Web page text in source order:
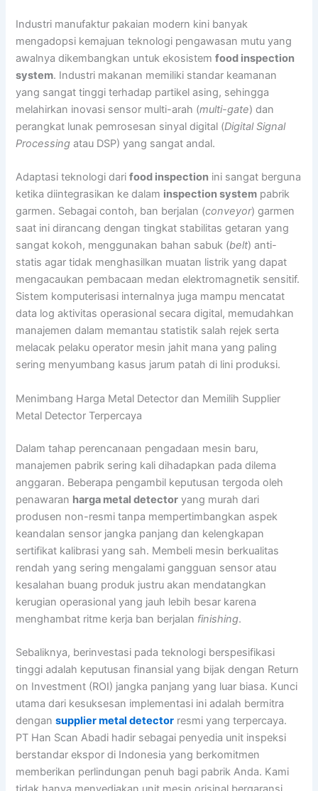
Industri manufaktur pakaian modern kini banyak
mengadopsi kemajuan teknologi pengawasan mutu yang
awalnya dikembangkan untuk ekosistemfood inspection
system. Industri makanan memiliki standar keamanan
yang sangat tinggi terhadap partikel asing, sehingga
melahirkan inovasi sensor multi-arah (multi-gate) dan
perangkat lunak pemrosesan sinyal digital (Digital Signal
Processing atau DSP) yang sangat andal.
Adaptasi teknologi darifood inspection ini sangat berguna
ketika diintegrasikan ke dalam inspection system pabrik
garmen. Sebagai contoh, ban berjalan (conveyor) garmen
saat ini dirancang dengan tingkat stabilitas getaran yang
sangat kokoh, menggunakan bahan sabuk (belt) anti-
statis agar tidak menghasilkan muatan listrik yang dapat
mengacaukan pembacaan medan elektromagnetik sensitif.
Sistem komputerisasi internalnya juga mampu mencatat
data log aktivitas operasional secara digital, memudahkan
manajemen dalam memantau statistik salah rejek serta
melacak pelaku operator mesin jahit mana yang paling
sering menyumbang kasus jarum patah di lini produksi.
Menimbang Harga Metal Detector dan Memilih Supplier
Metal Detector Terpercaya
Dalam tahap perencanaan pengadaan mesin baru,
manajemen pabrik sering kali dihadapkan pada dilema
anggaran. Beberapa pengambil keputusan tergoda oleh
penawaran harga metal detector yang murah dari
produsen non-resmi tanpa mempertimbangkan aspek
keandalan sensor jangka panjang dan kelengkapan
sertifikat kalibrasi yang sah. Membeli mesin berkualitas
rendah yang sering mengalami gangguan sensor atau
kesalahan buang produk justru akan mendatangkan
kerugian operasional yang jauh lebih besar karena
menghambat ritme kerja ban berjalan finishing.
Sebaliknya, berinvestasi pada teknologi berspesifikasi
tinggi adalah keputusan finansial yang bijak dengan Return
on Investment (ROI) jangka panjang yang luar biasa. Kunci
utama dari kesuksesan implementasi ini adalah bermitra
dengansupplier metal detector resmi yang terpercaya.
PT Han Scan Abadi hadir sebagai penyedia unit inspeksi
berstandar ekspor di Indonesia yang berkomitmen
memberikan perlindungan penuh bagi pabrik Anda. Kami